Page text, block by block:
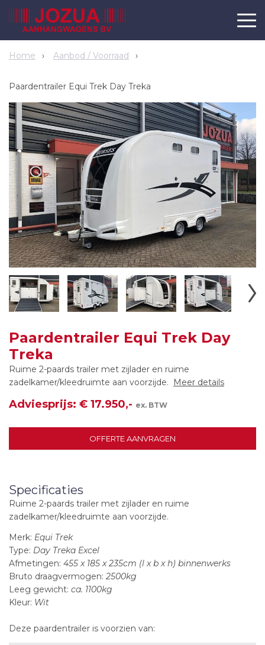
Home Aanbod / Voorraad
Paardentrailer Equi Trek Day Treka
Paardentrailer Equi Trek Day
Treka
Ruime 2-paards trailer met zijlader en ruime
zadelkamer/kleedruimte aan voorzijde.
Meer details
Adviesprijs: € 17.950,- ex. BTW
OFFERTE AANVRAGEN
Specificaties
Ruime 2-paards trailer met zijlader en ruime
zadelkamer/kleedruimte aan voorzijde.
Merk: Equi Trek
Type: Day Treka Excel
Afmetingen: 455 x 185 x 235cm (l x b x h) binnenwerks
Bruto draagvermogen: 2500kg
Leeg gewicht: ca. 1100kg
Kleur: Wit
Deze paardentrailer is voorzien van: